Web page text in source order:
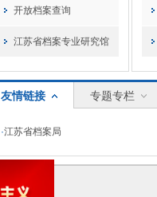
开放档案查询
江苏省档案专业研究馆
友情链接 专题专栏
·江苏省档案局